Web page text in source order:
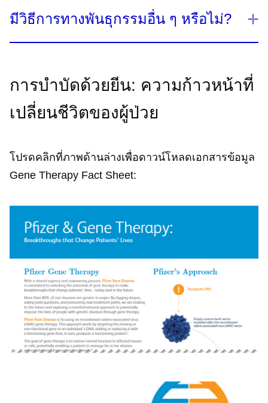
พิมพ์เขียวในการสร้างโปรตีนที่ขาดหายไปหรือไม่
8
สำหรับวิธี ex vivo จะทำโดย
แก้ไขให้สามารถทำงานได้กลับเข้าสู่ร่างกาย​ 9
อย่างแม่นยำ​โดยใช้เอนไซม์ที่มีความจำเพาะ​ (เช่น
CRISPR, Zinc Finger)
วิธีการนี้เอนไซม์ที่มีความ
ของผู้ป่วย
มีวิธีการทางพันธุกรรมอื่น ๆ หรือไม่?
ได้จากกระบวนการถอดรหัสดีเอ็นเอ (อาร์เอ็นเอ)​ โดย
วิธีการนี้สามารถหยุดการทำงานของยีนที่ทำงานผิด
ปกติซึ่งเกี่ยวข้องกับโรคทางพันุกรรมได้​
การบำบัดด้วยยีน: ความก้าวหน้าที่
เปลี่ยนชีวิตของผู้ป่วย
โปรดคลิกที่ภาพด้านล่างเพื่อดาวน์โหลดเอกสารข้อมูล
Gene Therapy Fact Sheet: